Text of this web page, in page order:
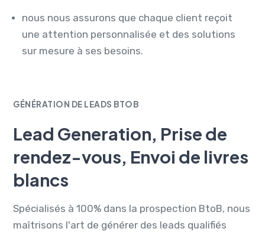
nous nous assurons que chaque client reçoit
une attention personnalisée et des solutions
sur mesure à ses besoins.
GÉNÉRATION DE LEADS BTOB
Lead Generation, Prise de
rendez-vous, Envoi de livres
blancs
Spécialisés à 100% dans la prospection BtoB, nous
maîtrisons l'art de générer des leads qualifiés